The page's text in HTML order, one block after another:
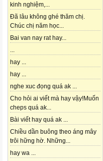
kinh nghiệm,...
Đã lâu không ghé thăm chị.
Chúc chị năm học...
Bai van nay rat hay...
...
hay ...
hay ...
nghe xuc đọng quá ak ...
Cho hỏi ai viết mà hay vậy!Muốn
cheps quá ak...
Bài viết hay quá ak ...
Chiều dần buông theo áng mây
trôi hững hờ. Những...
hay wa ...